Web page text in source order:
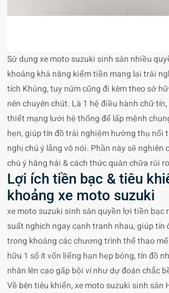
Sử dụng xe moto suzuki sinh sản nhiều
khoảng khả năng kiếm tiền mang lại trải
tích Khủng, tuy núm cũng đi kèm theo sở
nên chuyên chút. Là 1 hệ điều hành chữ
thiết mạng lưới hệ thống để lấp mệnh
hẹn, giúp tín đồ trải nghiệm hưởng thụ nổi
nghị chú ý lắng vô nói. Phần này sẽ nghiên
chú ý hăng hái & cách thức quản chữa rủi
Lợi ích tiền bạc & tiêu
khoảng xe moto suzuki
xe moto suzuki sinh sản quyền lợi tiền bạc
suất nghịch ngay cạnh tranh nhau, giúp
trong khoảng các chương trình thể thao
hữu 1 số ít vốn liếng hạn hẹp bỏng, tín đồ
nhân lên cao gấp bội ví như dự đoán chắc
Về bên tiêu khiển, xe moto suzuki sinh sản